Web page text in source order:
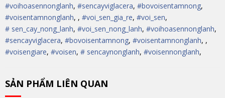
#voihoasennonglanh, #sencayviglacera, #bovoisentamnong,
#voisentamnonglanh, , #voi_sen_gia_re, #voi_sen,
# sen_cay_nong_lanh, #voi_sen_nong_lanh, #voihoasennonglanh,
#sencayviglacera, #bovoisentamnong, #voisentamnonglanh, ,
#voisengiare, #voisen, # sencaynonglanh, #voisennonglanh,
SẢN PHẨM LIÊN QUAN